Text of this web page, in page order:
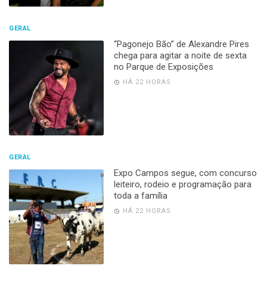
GERAL
“Pagonejo Bão” de Alexandre Pires
chega para agitar a noite de sexta
no Parque de Exposições
HÁ 22 HORAS
GERAL
Expo Campos segue, com concurso
leiteiro, rodeio e programação para
toda a família
HÁ 22 HORAS